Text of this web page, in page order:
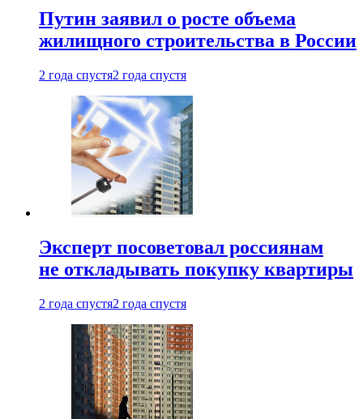
Путин заявил о росте объема
жилищного строительства в России
2 года спустя2 года спустя
Эксперт посоветовал россиянам
не откладывать покупку квартиры
2 года спустя2 года спустя